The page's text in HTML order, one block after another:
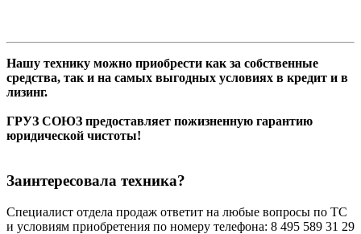
Нашу технику можно приобрести как за собственные
средства, так и на самых выгодных условиях в кредит и в
лизинг.
ГРУЗ СОЮЗ предоставляет пожизненную гарантию
юридической чистоты!
Заинтересовала техника?
Специалист отдела продаж ответит на любые вопросы по ТС
и условиям приобретения по номеру телефона: 8 495 589 31 29